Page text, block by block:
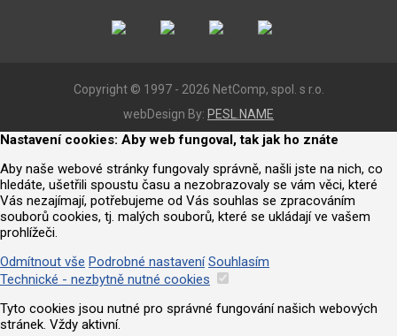
Copyright © 1997 - 2026 NetComp, spol. s r.o.
webDesign By: PESL.NAME
Nastavení cookies: Aby web fungoval, tak jak ho znáte
Aby naše webové stránky fungovaly správně, našli jste na nich, co
hledáte, ušetřili spoustu času a nezobrazovaly se vám věci, které
Vás nezajímají, potřebujeme od Vás souhlas se zpracováním
souborů cookies, tj. malých souborů, které se ukládají ve vašem
prohlížeči.
Odmítnout vše Podrobné nastavení Souhlasím
Technické - nezbytně nutné cookies
Tyto cookies jsou nutné pro správné fungování našich webových
stránek. Vždy aktivní.